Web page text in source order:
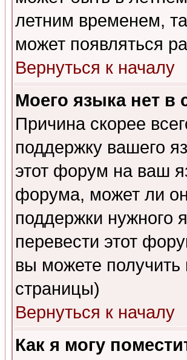
летним временем,
может появляться
Вернуться к началу
Моего языка нет в
Причина скорее
поддержку вашего
этот форум на ваш
форума, может ли
поддержки нужного
перевести этот
вы можете получить
страницы)
Вернуться к началу
Как я могу